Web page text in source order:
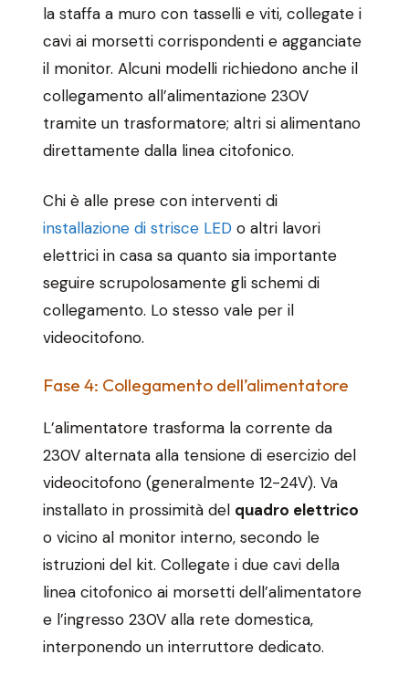
la staffa a muro con tasselli e viti, collegate i
cavi ai morsetti corrispondenti e agganciate
il monitor. Alcuni modelli richiedono anche il
collegamento all’alimentazione 230V
tramite un trasformatore; altri si alimentano
direttamente dalla linea citofonico.
Chi è alle prese con interventi di
installazione di strisce LED o altri lavori
elettrici in casa sa quanto sia importante
seguire scrupolosamente gli schemi di
collegamento. Lo stesso vale per il
videocitofono.
Fase 4: Collegamento dell’alimentatore
L’alimentatore trasforma la corrente da
230V alternata alla tensione di esercizio del
videocitofono (generalmente 12-24V). Va
installato in prossimità del quadro elettrico
o vicino al monitor interno, secondo le
istruzioni del kit. Collegate i due cavi della
linea citofonico ai morsetti dell’alimentatore
e l’ingresso 230V alla rete domestica,
interponendo un interruttore dedicato.